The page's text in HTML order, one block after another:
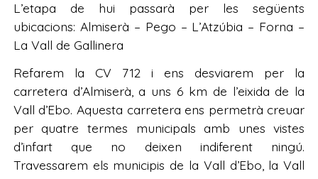
L’etapa de hui passarà per les següents
ubicacions: Almiserà – Pego – L’Atzúbia – Forna –
La Vall de Gallinera
Refarem la CV 712 i ens desviarem per la
carretera d’Almiserà, a uns 6 km de l’eixida de la
Vall d’Ebo. Aquesta carretera ens permetrà creuar
per quatre termes municipals amb unes vistes
d’infart que no deixen indiferent ningú.
Travessarem els municipis de la Vall d’Ebo, la Vall